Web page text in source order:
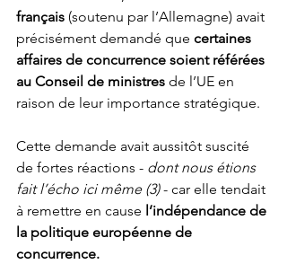
français (soutenu par l’Allemagne) avait
précisément demandé que certaines
affaires de concurrence soient référées
au Conseil de ministres de l’UE en
raison de leur importance stratégique.
Cette demande avait aussitôt suscité
de fortes réactions - dont nous étions
fait l’écho ici même (3) - car elle tendait
à remettre en cause l’indépendance de
la politique européenne de
concurrence.